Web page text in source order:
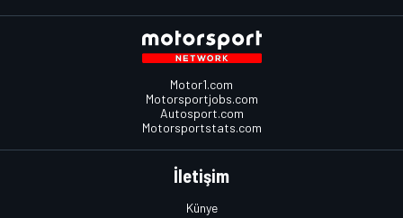
Motor1.com
Motorsportjobs.com
Autosport.com
Motorsportstats.com
İletişim
Künye